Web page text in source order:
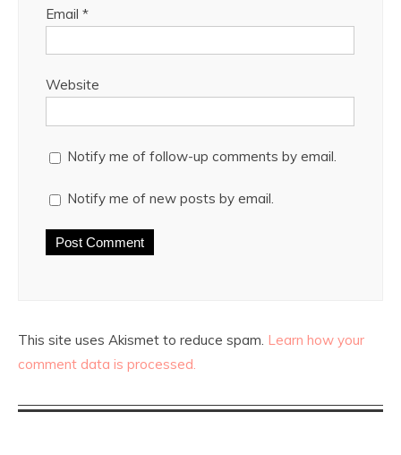
Email *
Website
Notify me of follow-up comments by email.
Notify me of new posts by email.
This site uses Akismet to reduce spam. Learn how your
comment data is processed.